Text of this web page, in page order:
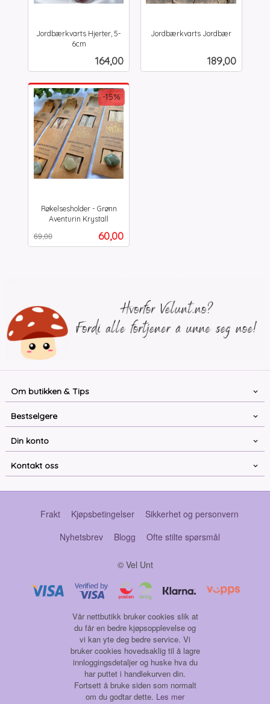
Jordbærkvarts Hjerter, 5-
6cm
Pris
164,00
Jordbærkvarts Jordbær
Pris
189,00
Røkelsesholder - Grønn
Aventurin Krystall
Tilbud
60,00
69,00
-15%
mva.
Om butikken & Tips
Bestselgere
Din konto
Kontakt oss
Frakt Kjøpsbetingelser
Sikkerhet og personvern
Nyhetsbrev
Blogg Ofte stilte spørsmål
© Vel Unt
Vår nettbutikk bruker cookies slik at
du får en bedre kjøpsopplevelse og
vi kan yte deg bedre service. Vi
bruker cookies hovedsaklig til å lagre
innloggingsdetaljer og huske hva du
har puttet i handlekurven din.
Fortsett å bruke siden som normalt
om du godtar dette. Les mer